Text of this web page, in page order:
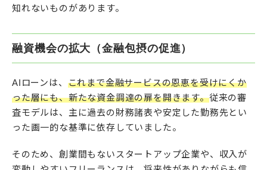
知れないものがあります。
融資機会の拡大（金融包摂の促進）
AIローンは、 これまで金融サービスの恩恵を受けにくか
った層にも、新たな資金調達の扉を開きます。従来の審
査モデルは、主に過去の財務諸表や安定した勤務先とい
った画一的な基準に依存していました。
そのため、創業間もないスタートアップ企業や、収入が